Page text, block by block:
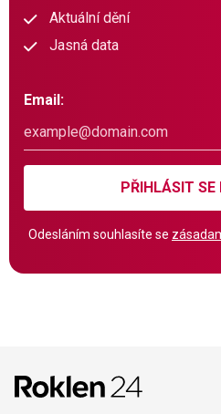
Aktuální dění
Jasná data
Email:
PŘIHLÁSIT SE
Odesláním souhlasíte se